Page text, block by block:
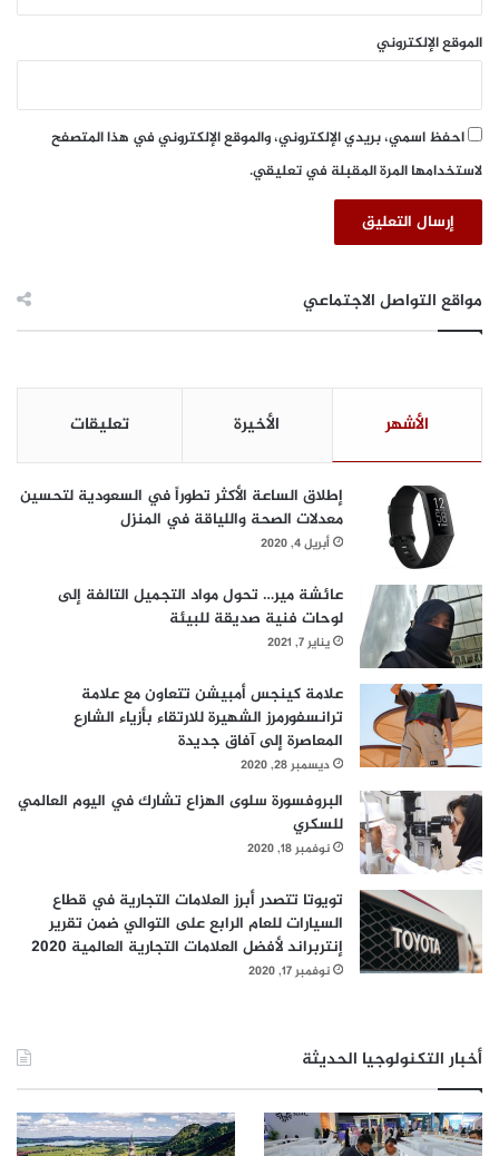
ا
ة
ل
ل
ه
م
ك
ا
ل
خ
ب
ا
ل
ص
ا
إ
س
ت
ف
ا
د
ة
م
ز
ا
ت
ل
ذ
ا
ل
إ
ص
الموقع الإلكتروني
احفظ اسمي، بريدي الإلكتروني، والموقع الإلكتروني في هذا المتصفح
لاستخدامها المرة المقبلة في تعليقي.
مواقع التواصل الاجتماعي
الأشهر الأخيرة تعليقات
إطلاق الساعة الأكثر تطوراً في السعودية لتحسين
معدلات الصحة واللياقة في المنزل
أبريل 4, 2020
عائشة مير… تحول مواد التجميل التالفة إلى
لوحات فنية صديقة للبيئة
يناير 7, 2021
علامة كينجس أمبيشن تتعاون مع علامة
ترانسفورمرز الشهيرة للارتقاء بأزياء الشارع
المعاصرة إلى آفاق جديدة
ديسمبر 28, 2020
البروفسورة سلوى الهزاع تشارك في اليوم العالمي
للسكري
نوفمبر 18, 2020
تويوتا تتصدر أبرز العلامات التجارية في قطاع
السيارات للعام الرابع على التوالي ضمن تقرير
إنتربراند لأفضل العلامات التجارية العالمية 2020
نوفمبر 17, 2020
أخبار التكنولوجيا الحديثة